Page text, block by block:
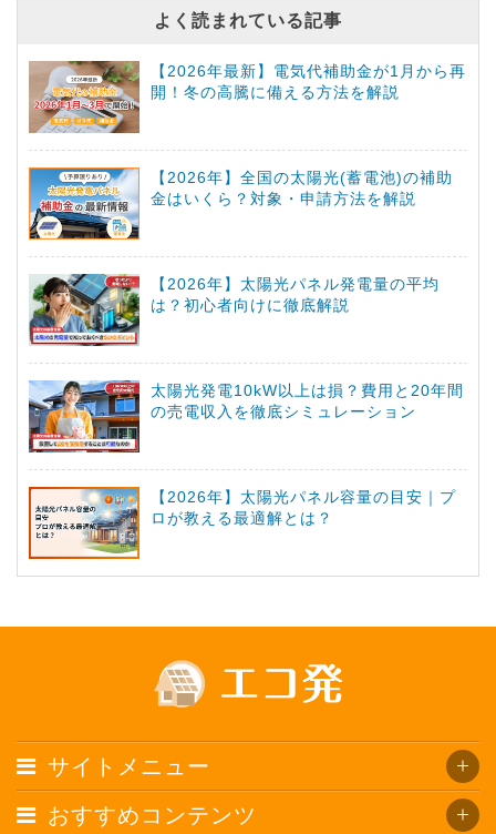
よく読まれている記事
【2026年最新】電気代補助金が1月から再
開！冬の高騰に備える方法を解説
【2026年】全国の太陽光(蓄電池)の補助
金はいくら？対象・申請方法を解説
【2026年】太陽光パネル発電量の平均
は？初心者向けに徹底解説
太陽光発電10kW以上は損？費用と20年間
の売電収入を徹底シミュレーション
【2026年】太陽光パネル容量の目安｜プ
ロが教える最適解とは？
サイトメニュー
おすすめコンテンツ